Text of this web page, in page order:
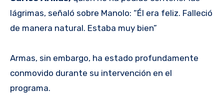
lágrimas, señaló sobre Manolo: “Él era feliz. Falleció
de manera natural. Estaba muy bien”
Armas, sin embargo, ha estado profundamente
conmovido durante su intervención en el
programa.